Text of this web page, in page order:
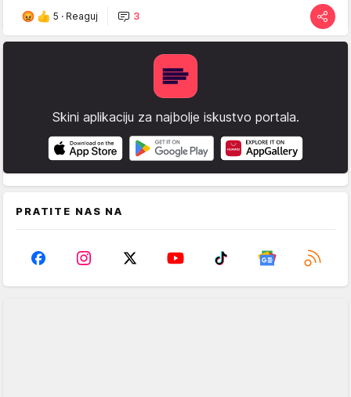
5 · Reaguj 3
Skini aplikaciju za najbolje iskustvo portala.
PRATITE NAS NA